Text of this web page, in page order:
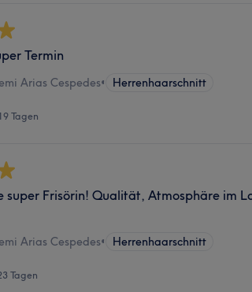
Termin
Arias Cespedes• Herrenhaarschnitt
Tagen
super Frisörin! Qualität, Atmosphäre im
Arias Cespedes• Herrenhaarschnitt
Tagen